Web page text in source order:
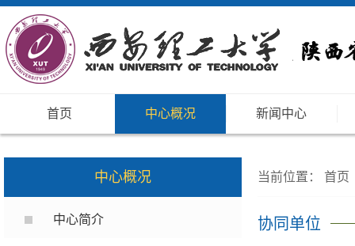
首页 中心概况 新闻中心
中心概况
中心简介
当前位置： 首页
协同单位